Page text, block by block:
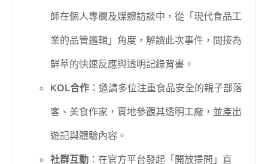
師在個人專欄及媒體訪談中，從「現代食品工
業的品管邏輯」角度，解讀此次事件，間接為
鮮萃的快速反應與透明記錄背書。
KOL合作：邀請多位注重食品安全的親子部落
客、美食作家，實地參觀其透明工廠，並產出
遊記與體驗內容。
社群互動：在官方平台發起「開放提問」直